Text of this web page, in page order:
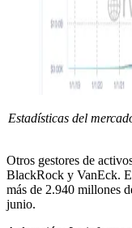
Estadísticas del
Otros gestores de
BlackRock y VanEck.
más de 2.940 millones
junio.